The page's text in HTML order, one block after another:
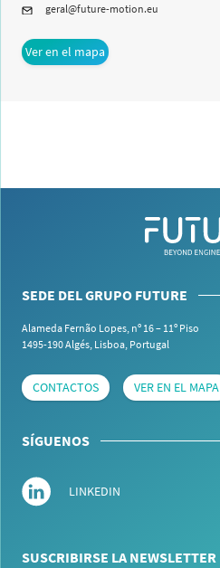
geral@future-motion.eu
Ver en el mapa
SEDE DEL GRUPO FUTURE
Alameda Fernão Lopes, nº 16 – 11º Piso
1495-190 Algés, Lisboa, Portugal
CONTACTOS VER EN EL MAPA
SÍGUENOS
LINKEDIN
SUSCRIBIRSE LA NEWSLETTER